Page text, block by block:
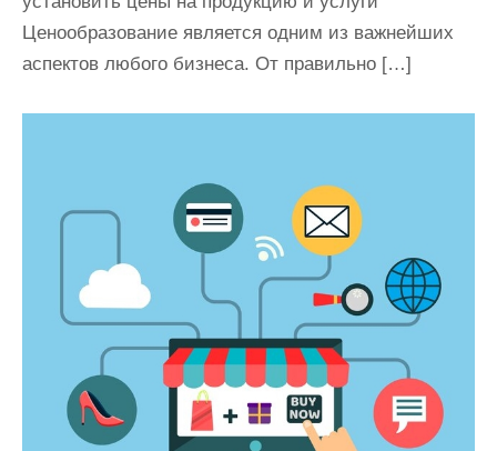
Ценообразование является одним из важнейших
аспектов любого бизнеса. От правильно […]